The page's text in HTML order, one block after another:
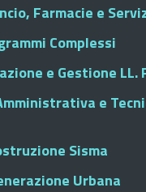
Farmacie e
Complessi
e Gestione LL.
e
Sisma
Urbana